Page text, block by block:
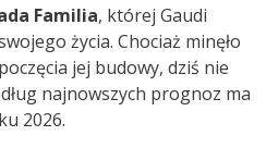
Familia, której Gaudi
życia. Chociaż minęło
jej budowy, dziś nie
najnowszych prognoz ma
2026.